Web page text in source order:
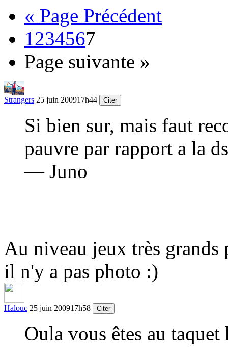
« Page Précédent
1234567
Page suivante »
Strangers 25 juin 200917h44 Citer
Si bien sur, mais faut
pauvre par rapport a la
— Juno
Au niveau jeux très grands
il n'y a pas photo :)
Halouc 25 juin 200917h58 Citer
Oula vous êtes au